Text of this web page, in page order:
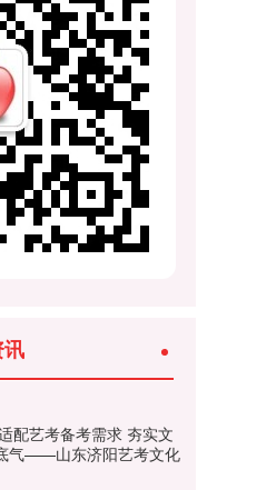
配艺考备考需求 夯实文
气——山东济阳艺考文化